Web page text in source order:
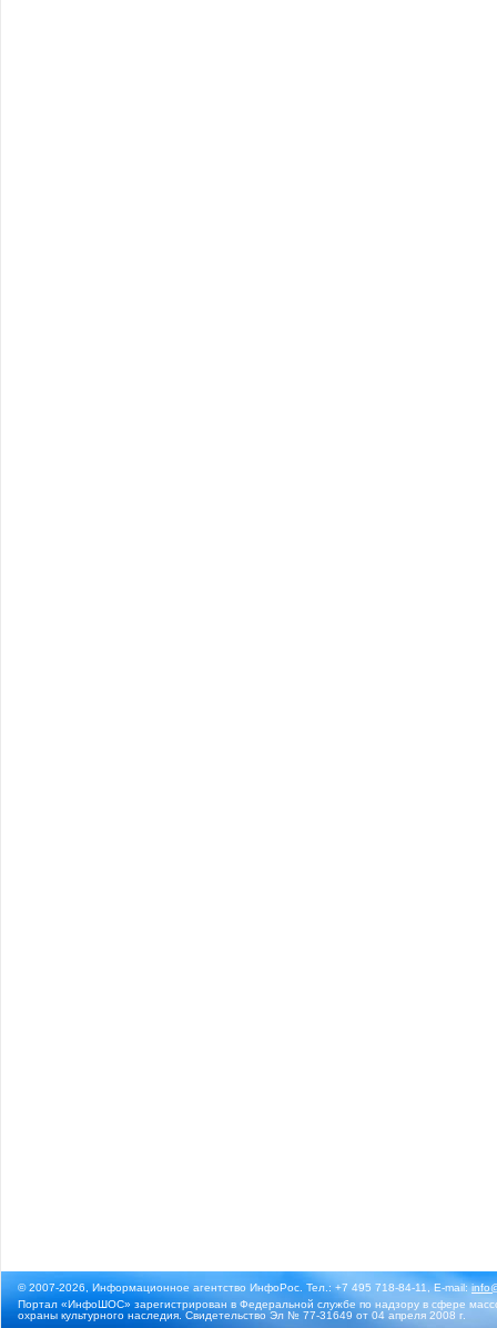
© 2007-2026, Информационное агентство ИнфоРос. Тел.: +7 495 718-84-11, E-mail:
Портал «ИнфоШОС» зарегистрирован в Федеральной службе по надзору в сфере
охраны культурного наследия. Свидетельство Эл № 77-31649 от 04 апреля 2008 г.